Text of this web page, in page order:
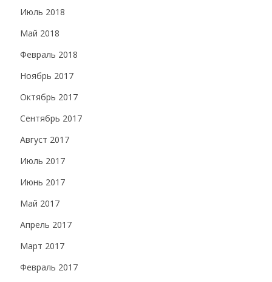
Июль 2018
Май 2018
Февраль 2018
Ноябрь 2017
Октябрь 2017
Сентябрь 2017
Август 2017
Июль 2017
Июнь 2017
Май 2017
Апрель 2017
Март 2017
Февраль 2017